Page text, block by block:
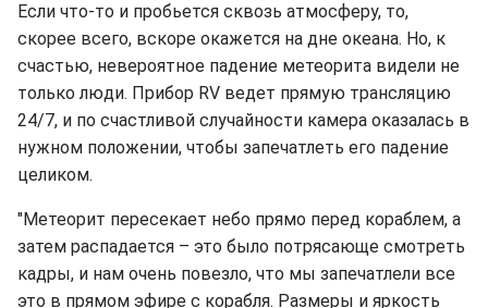
Если что-то и пробьется сквозь атмосферу, то,
скорее всего, вскоре окажется на дне океана. Но, к
счастью, невероятное падение метеорита видели не
только люди. Прибор RV ведет прямую трансляцию
24/7, и по счастливой случайности камера оказалась в
нужном положении, чтобы запечатлеть его падение
целиком.
"Метеорит пересекает небо прямо перед кораблем, а
затем распадается – это было потрясающе смотреть
кадры, и нам очень повезло, что мы запечатлели все
это в прямом эфире с корабля. Размеры и яркость